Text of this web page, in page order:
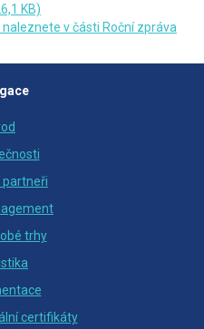
KB)
v části Roční zpráva
partneři
trhy
certifikáty